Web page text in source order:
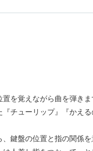
を覚えながら曲を弾きま
チューリップ』『かえ
鍵盤の位置と指の関係